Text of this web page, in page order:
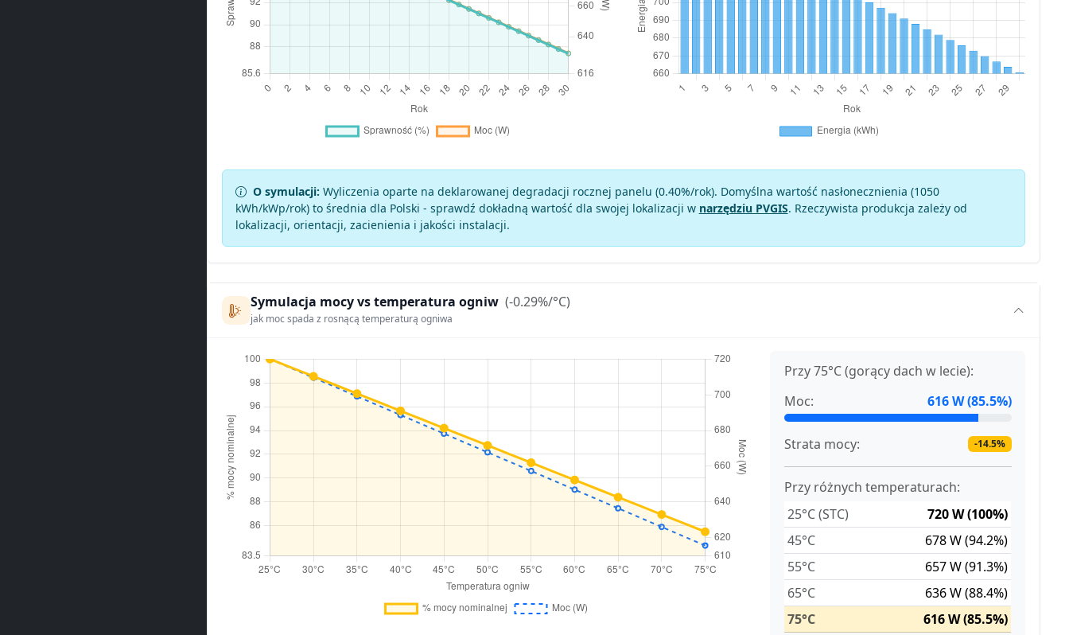
O symulacji: Wyliczenia oparte na deklarowanej degradacji rocznej panelu (0.40%/rok). Domyślna wartość nasłonecznienia (1050
kWh/kWp/rok) to średnia dla Polski - sprawdź dokładną wartość dla swojej lokalizacji w narzędziu PVGIS. Rzeczywista produkcja zależy od
lokalizacji, orientacji, zacienienia i jakości instalacji.
Symulacja mocy vs temperatura ogniw (-0.29%/°C)
jak moc spada z rosnącą temperaturą ogniwa
Przy 75°C (gorący dach w lecie):
Moc:
616 W (85.5%)
Strata mocy: -14.5%
Przy różnych temperaturach:
25°C (STC)
720 W (100%)
45°C
678 W (94.2%)
55°C
657 W (91.3%)
65°C
636 W (88.4%)
75°C
616 W (85.5%)